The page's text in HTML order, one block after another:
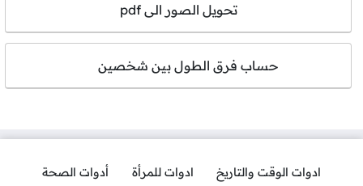
تحويل الصور الى pdf
حساب فرق الطول بين شخصين
ادوات الوقت والتاريخ ادوات للمرأة
أدوات الصحة